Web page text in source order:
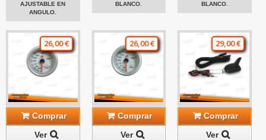
AJUSTABLE EN
ANGULO.
BLANCO.
BLANCO.
26,00 €
Comprar
Ver
26,00 €
Comprar
Ver
29,00 €
Comprar
Ver